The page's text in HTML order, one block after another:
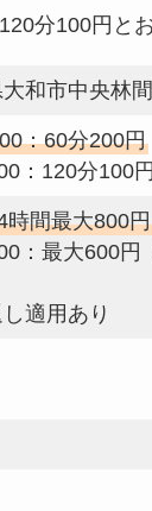
分100円と
和市中央林
：60分200円
：120分100円
時間最大800円
：最大600円
適用あり